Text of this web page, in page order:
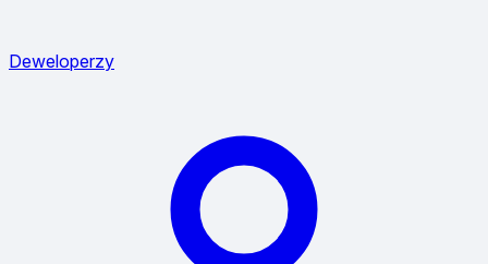
Deweloperzy